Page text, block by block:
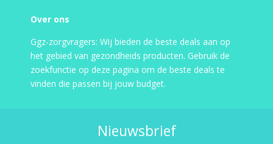
Over ons
Ggz-zorgvragers: Wij bieden de beste deals aan op
het gebied van gezondheids producten. Gebruik de
zoekfunctie op deze pagina om de beste deals te
vinden die passen bij jouw budget.
Nieuwsbrief